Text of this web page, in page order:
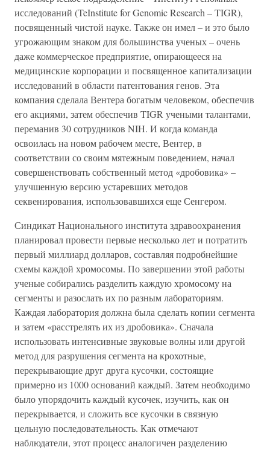
исследований (TeInstitute for Genomic Research – TIGR),
посвященный чистой науке. Также он имел – и это было
угрожающим знаком для большинства ученых – очень
даже коммерческое предприятие, опирающееся на
медицинские корпорации и посвященное капитализации
исследований в области патентования генов. Эта
компания сделала Вентера богатым человеком, обеспечив
его акциями, затем обеспечив TIGR учеными талантами,
переманив 30 сотрудников NIH. И когда команда
освоилась на новом рабочем месте, Вентер, в
соответствии со своим мятежным поведением, начал
совершенствовать собственный метод «дробовика» –
улучшенную версию устаревших методов
секвенирования, использовавшихся еще Сенгером.
Синдикат Национального института здравоохранения
планировал провести первые несколько лет и потратить
первый миллиард долларов, составляя подробнейшие
схемы каждой хромосомы. По завершении этой работы
ученые собирались разделить каждую хромосому на
сегменты и разослать их по разным лабораториям.
Каждая лаборатория должна была сделать копии сегмента
и затем «расстрелять их из дробовика». Сначала
использовать интенсивные звуковые волны или другой
метод для разрушения сегмента на крохотные,
перекрывающие друг друга кусочки, состоящие
примерно из 1000 оснований каждый. Затем необходимо
было упорядочить каждый кусочек, изучить, как он
перекрывается, и сложить все кусочки в связную
цельную последовательность. Как отмечают
наблюдатели, этот процесс аналогичен разделению